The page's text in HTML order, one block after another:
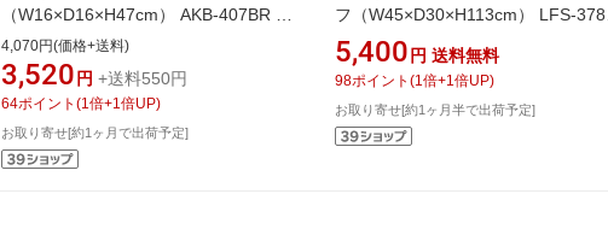
（W16×D16×H47cm） AKB-407BR ブ
ラウン
4,070円(価格+送料)
3,520 円 +送料550円
64ポイント (1 倍+1 倍UP)
お取り寄せ[約1ヶ月で出荷予定]
フ（W45×D30×H113cm） LFS-378B
ブラック
5,400 円 送料無料
98ポイント (1 倍+1 倍UP)
お取り寄せ[約1ヶ月半で出荷予定]